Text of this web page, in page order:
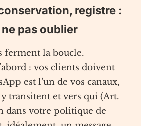
registre :
pas oublier
ferment la boucle.
: vos clients doivent
est l’un de vos canaux,
transitent et vers qui (Art.
dans votre politique de